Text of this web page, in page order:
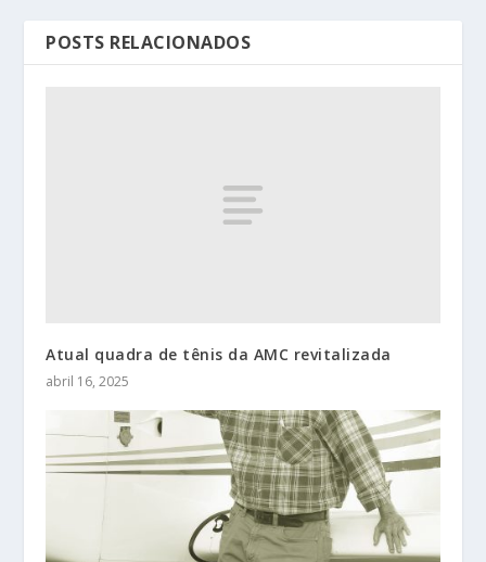
POSTS RELACIONADOS
Atual quadra de tênis da AMC revitalizada
abril 16, 2025